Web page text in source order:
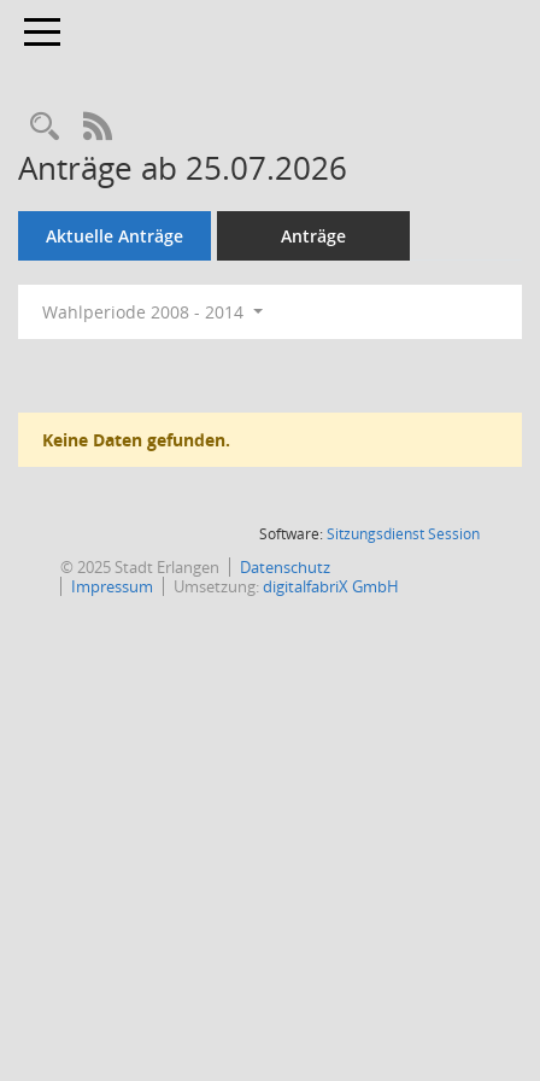
Toggle navigation
Rechercheauswahl
RSS-Feed
Anträge ab 25.07.2026
Aktuelle Anträge Anträge
Wahlperiode 2008 - 2014
Keine Daten gefunden.
Software:SitzungsdienstSession(Wird in
© 2025 Stadt Erlangen
Datenschutz
Impressum
Umsetzung:digitalfabriX GmbH